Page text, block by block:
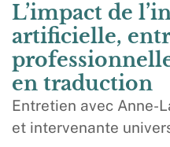
L’impact de
artificielle,
en traduction
Entretien avec Anne-
et intervenante